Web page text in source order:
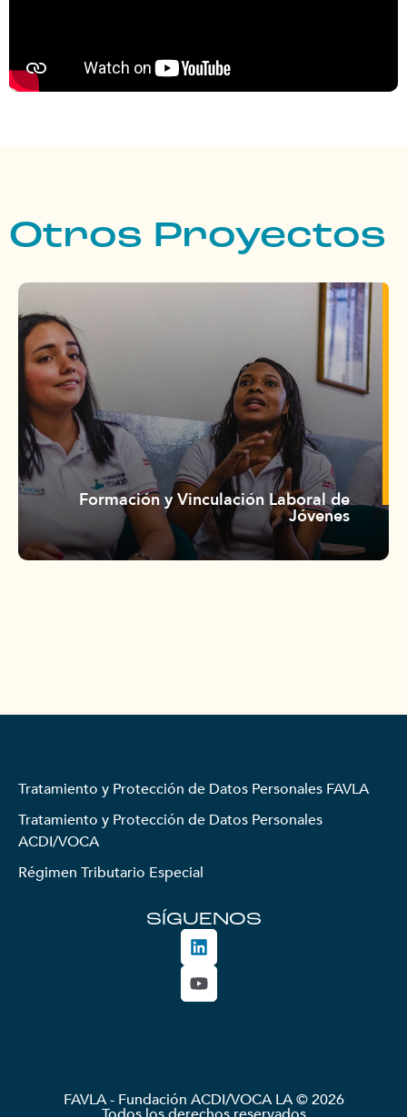
Otros Proyectos
Formación y Vinculación Laboral de
Jóvenes
Tratamiento y Protección de Datos Personales FAVLA
Tratamiento y Protección de Datos Personales
ACDI/VOCA
Régimen Tributario Especial
SÍGUENOS
FAVLA - Fundación ACDI/VOCA LA © 2026